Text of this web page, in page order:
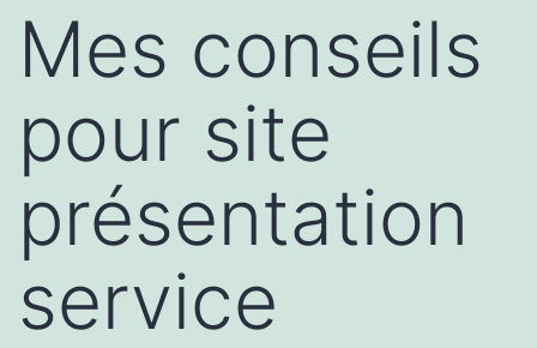
Mes conseils
pour site
présentation
service